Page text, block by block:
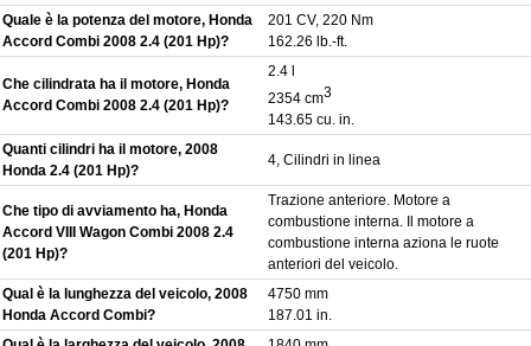
Quale è la potenza del motore, Honda
Accord Combi 2008 2.4 (201 Hp)?
201 CV, 220 Nm
162.26 lb.-ft.
Che cilindrata ha il motore, Honda
Accord Combi 2008 2.4 (201 Hp)?
2.4 l
2354 cm3
143.65 cu. in.
Quanti cilindri ha il motore, 2008
Honda 2.4 (201 Hp)?
4, Cilindri in linea
Che tipo di avviamento ha, Honda
Accord VIII Wagon Combi 2008 2.4
(201 Hp)?
Trazione anteriore. Motore a
combustione interna. Il motore a
combustione interna aziona le ruote
anteriori del veicolo.
Qual è la lunghezza del veicolo, 2008
Honda Accord Combi?
4750 mm
187.01 in.